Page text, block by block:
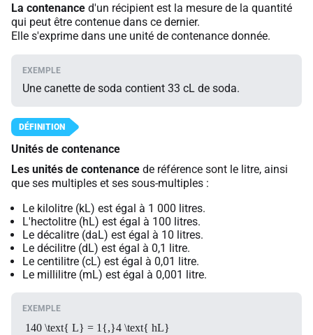
La contenance d'un récipient est la mesure de la quantité
qui peut être contenue dans ce dernier.
Elle s'exprime dans une unité de contenance donnée.
Une canette de soda contient 33 cL de soda.
Unités de contenance
Les unités de contenance de référence sont le litre, ainsi
que ses multiples et ses sous-multiples :
Le kilolitre (kL) est égal à 1 000 litres.
L'hectolitre (hL) est égal à 100 litres.
Le décalitre (daL) est égal à 10 litres.
Le décilitre (dL) est égal à 0,1 litre.
Le centilitre (cL) est égal à 0,01 litre.
Le millilitre (mL) est égal à 0,001 litre.
140 \text{ L} = 1{,}4 \text{ hL}